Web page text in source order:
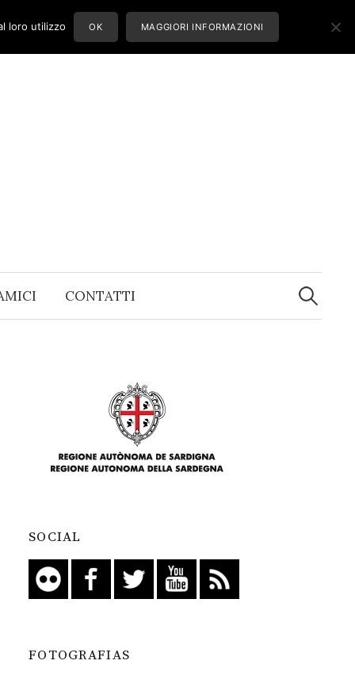
CONTATTI
Ricerca
per:
SOCIAL
FOTOGRAFIAS
loro utilizzo OK MAGGIORI INFORMAZIONI